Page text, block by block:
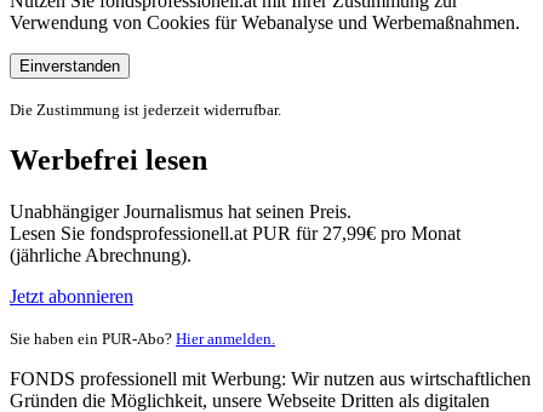
Verwendung von Cookies für Webanalyse und Werbemaßnahmen.
Einverstanden
Die Zustimmung ist jederzeit widerrufbar.
Werbefrei lesen
Unabhängiger Journalismus hat seinen Preis.
Lesen Sie fondsprofessionell.at PUR für 27,99€ pro Monat
(jährliche Abrechnung).
Jetzt abonnieren
Sie haben ein PUR-Abo? Hier anmelden.
FONDS professionell mit Werbung: Wir nutzen aus wirtschaftlichen
Gründen die Möglichkeit, unsere Webseite Dritten als digitalen